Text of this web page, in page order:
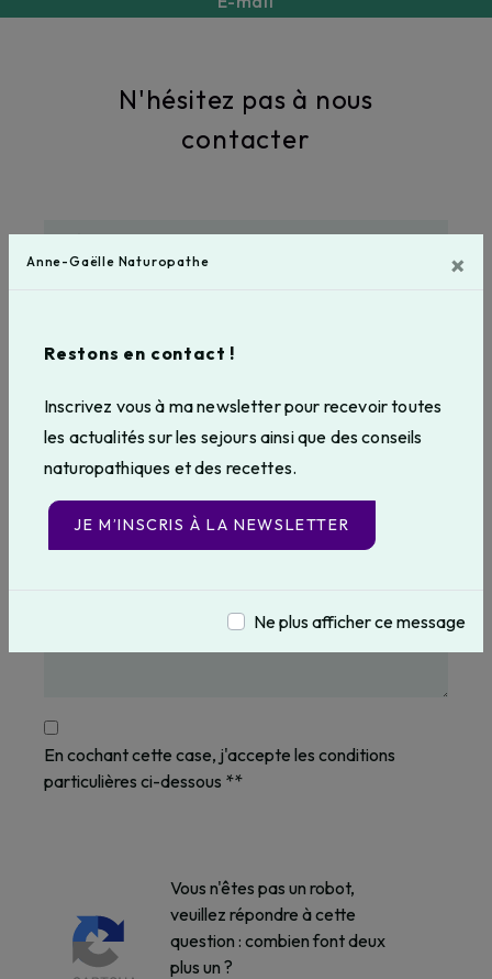
Anne-Gaëlle Naturopathe ×
Restons en contact !
Inscrivez vous à ma newsletter pour recevoir toutes
les actualités sur les sejours ainsi que des conseils
naturopathiques et des recettes.
JE M’INSCRIS À LA NEWSLETTER
Ne plus afficher ce message
N'hésitez pas à nous
contacter
En cochant cette case, j'accepte les conditions
particulières ci-dessous **
Vous n'êtes pas un robot,
veuillez répondre à cette
question : combien font deux
plus un ?